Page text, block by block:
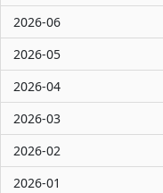
2026-06
2026-05
2026-04
2026-03
2026-02
2026-01